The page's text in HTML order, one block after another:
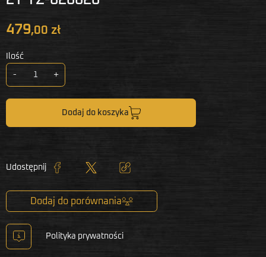
479,00 zł
Ilość
- +
Dodaj do koszyka
Udostępnij
Dodaj do porównania
Polityka prywatności